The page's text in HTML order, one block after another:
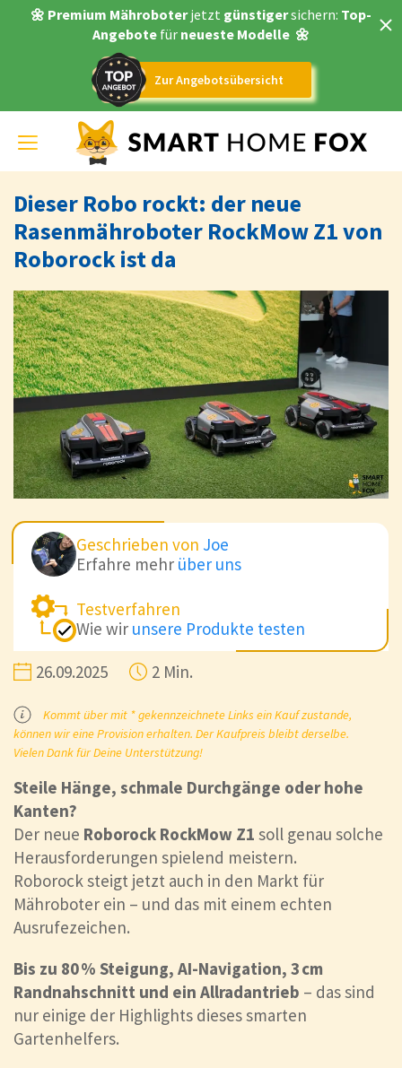
🌼 Premium Mähroboterjetzt günstigersichern: Top-
Angebote für neueste Modelle 🌼
Zur Angebotsübersicht
Toggle
navigation
Dieser Robo rockt: der neue
Rasenmähroboter RockMow Z1 von
Roborock ist da
Geschrieben von Joe
Erfahre mehr über uns
Testverfahren
Wie wir unsere Produkte testen
26.09.2025 2 Min.
Kommt über mit * gekennzeichnete Links ein Kauf zustande,
können wir eine Provision erhalten. Der Kaufpreis bleibt derselbe.
Vielen Dank für Deine Unterstützung!
Steile Hänge, schmale Durchgänge oder hohe
Kanten?
Der neue Roborock RockMow Z1 soll genau solche
Herausforderungen spielend meistern.
Roborock steigt jetzt auch in den Markt für
Mähroboter ein – und das mit einem echten
Ausrufezeichen.
Bis zu 80 % Steigung, AI-Navigation, 3 cm
Randnahschnitt und ein Allradantrieb – das sind
nur einige der Highlights dieses smarten
Gartenhelfers.